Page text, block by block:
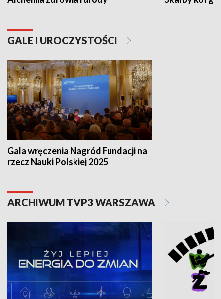
GALE I UROCZYSTOŚCI
Gala wręczenia Nagród Fundacji na
rzecz Nauki Polskiej 2025
ARCHIWUM TVP3 WARSZAWA